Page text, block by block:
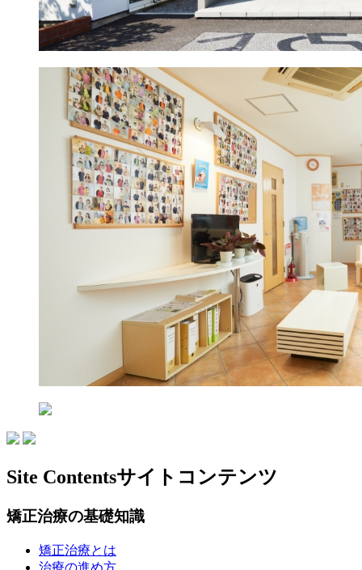
Site Contentsサイトコンテンツ
矯正治療の基礎知識
矯正治療とは
治療の進め方